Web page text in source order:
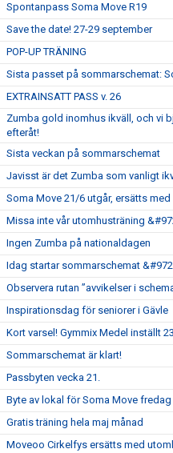
Spontanpass Soma Move R19
Save the date! 27-29 september
POP-UP TRÄNING
Sista passet på sommarschemat:
EXTRAINSATT PASS v. 26
Zumba gold inomhus ikväll, och vi
efteråt!
Sista veckan på sommarschemat
Javisst är det Zumba som vanligt
Soma Move 21/6 utgår, ersätts med
Missa inte vår utomhusträning
Ingen Zumba på nationaldagen
Idag startar sommarschemat
Observera rutan ”avvikelser i
Inspirationsdag för seniorer i Gävle
Kort varsel! Gymmix Medel inställt
Sommarschemat är klart!
Passbyten vecka 21.
Byte av lokal för Soma Move
Gratis träning hela maj månad
Moveoo Cirkelfys ersätts med